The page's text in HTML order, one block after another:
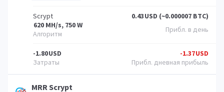
Scrypt
620 MH/s, 750 W
0.43USD (~0.000007 BTC)
-1.80USD -1.37USD
MRR Scrypt